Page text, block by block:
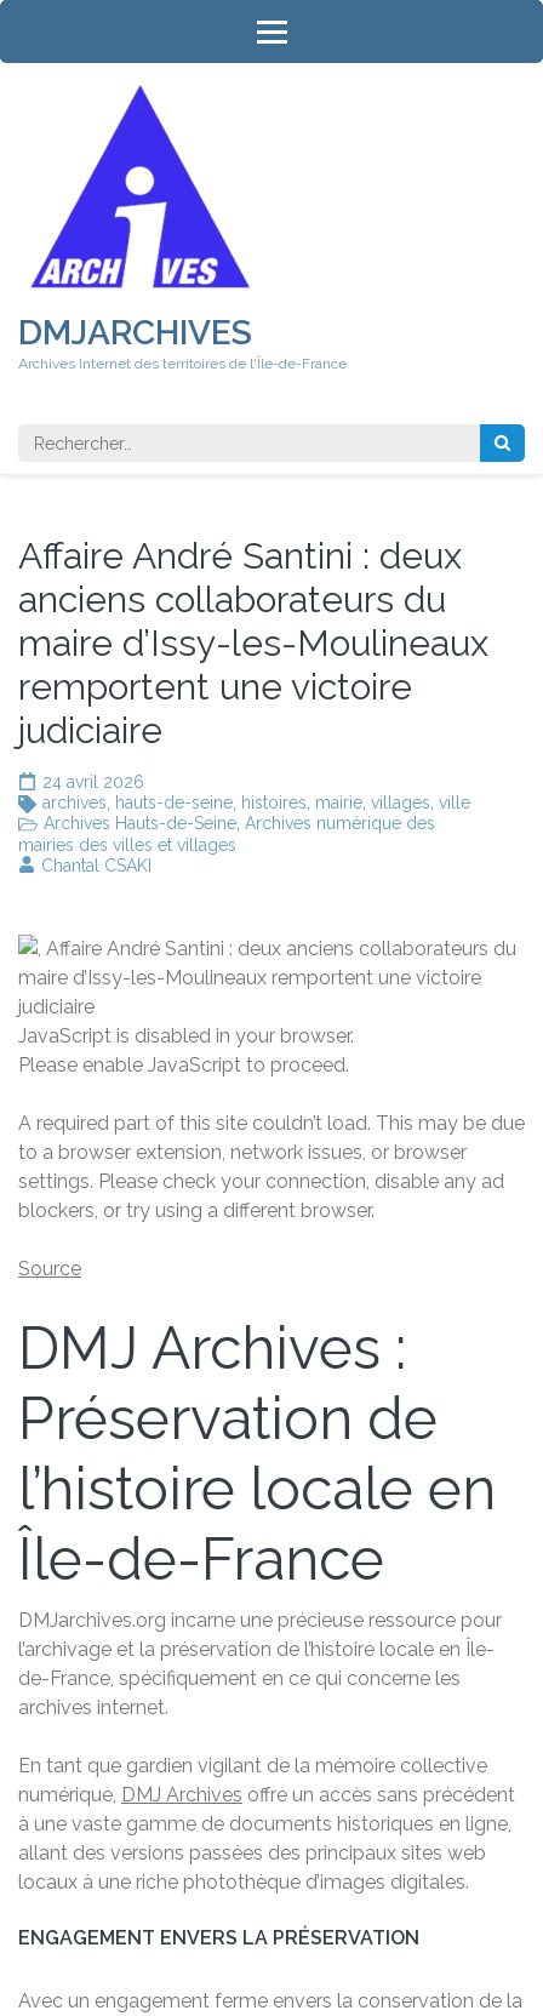
Aller
contenu
DMJARCHIVES
Archives Internet des territoires de l'Île-de-France
Rechercher
Affaire André Santini : deux
anciens collaborateurs du
maire d’Issy-les-Moulineaux
remportent une victoire
judiciaire
24 avril 2026
archives
hauts-de-seine histoires mairie villages ville
Archives Hauts-de-Seine Archives numérique des
mairies des villes et villages
Chantal CSAKI
JavaScript is disabled in your browser.
Please enable JavaScript to proceed.
A required part of this site couldn’t load. This may be due
to a browser extension, network issues, or browser
settings. Please check your connection, disable any ad
blockers, or try using a different browser.
Source
DMJ Archives :
Préservation de
l’histoire locale en
Île-de-France
DMJarchives.org incarne une précieuse ressource pour
l’archivage et la préservation de l’histoire locale en Île-
de-France, spécifiquement en ce qui concerne les
archives internet.
En tant que gardien vigilant de la mémoire collective
numérique, DMJ Archives offre un accès sans précédent
à une vaste gamme de documents historiques en ligne,
allant des versions passées des principaux sites web
locaux à une riche photothèque d’images digitales.
ENGAGEMENT ENVERS LA PRÉSERVATION
Avec un engagement ferme envers la conservation de la